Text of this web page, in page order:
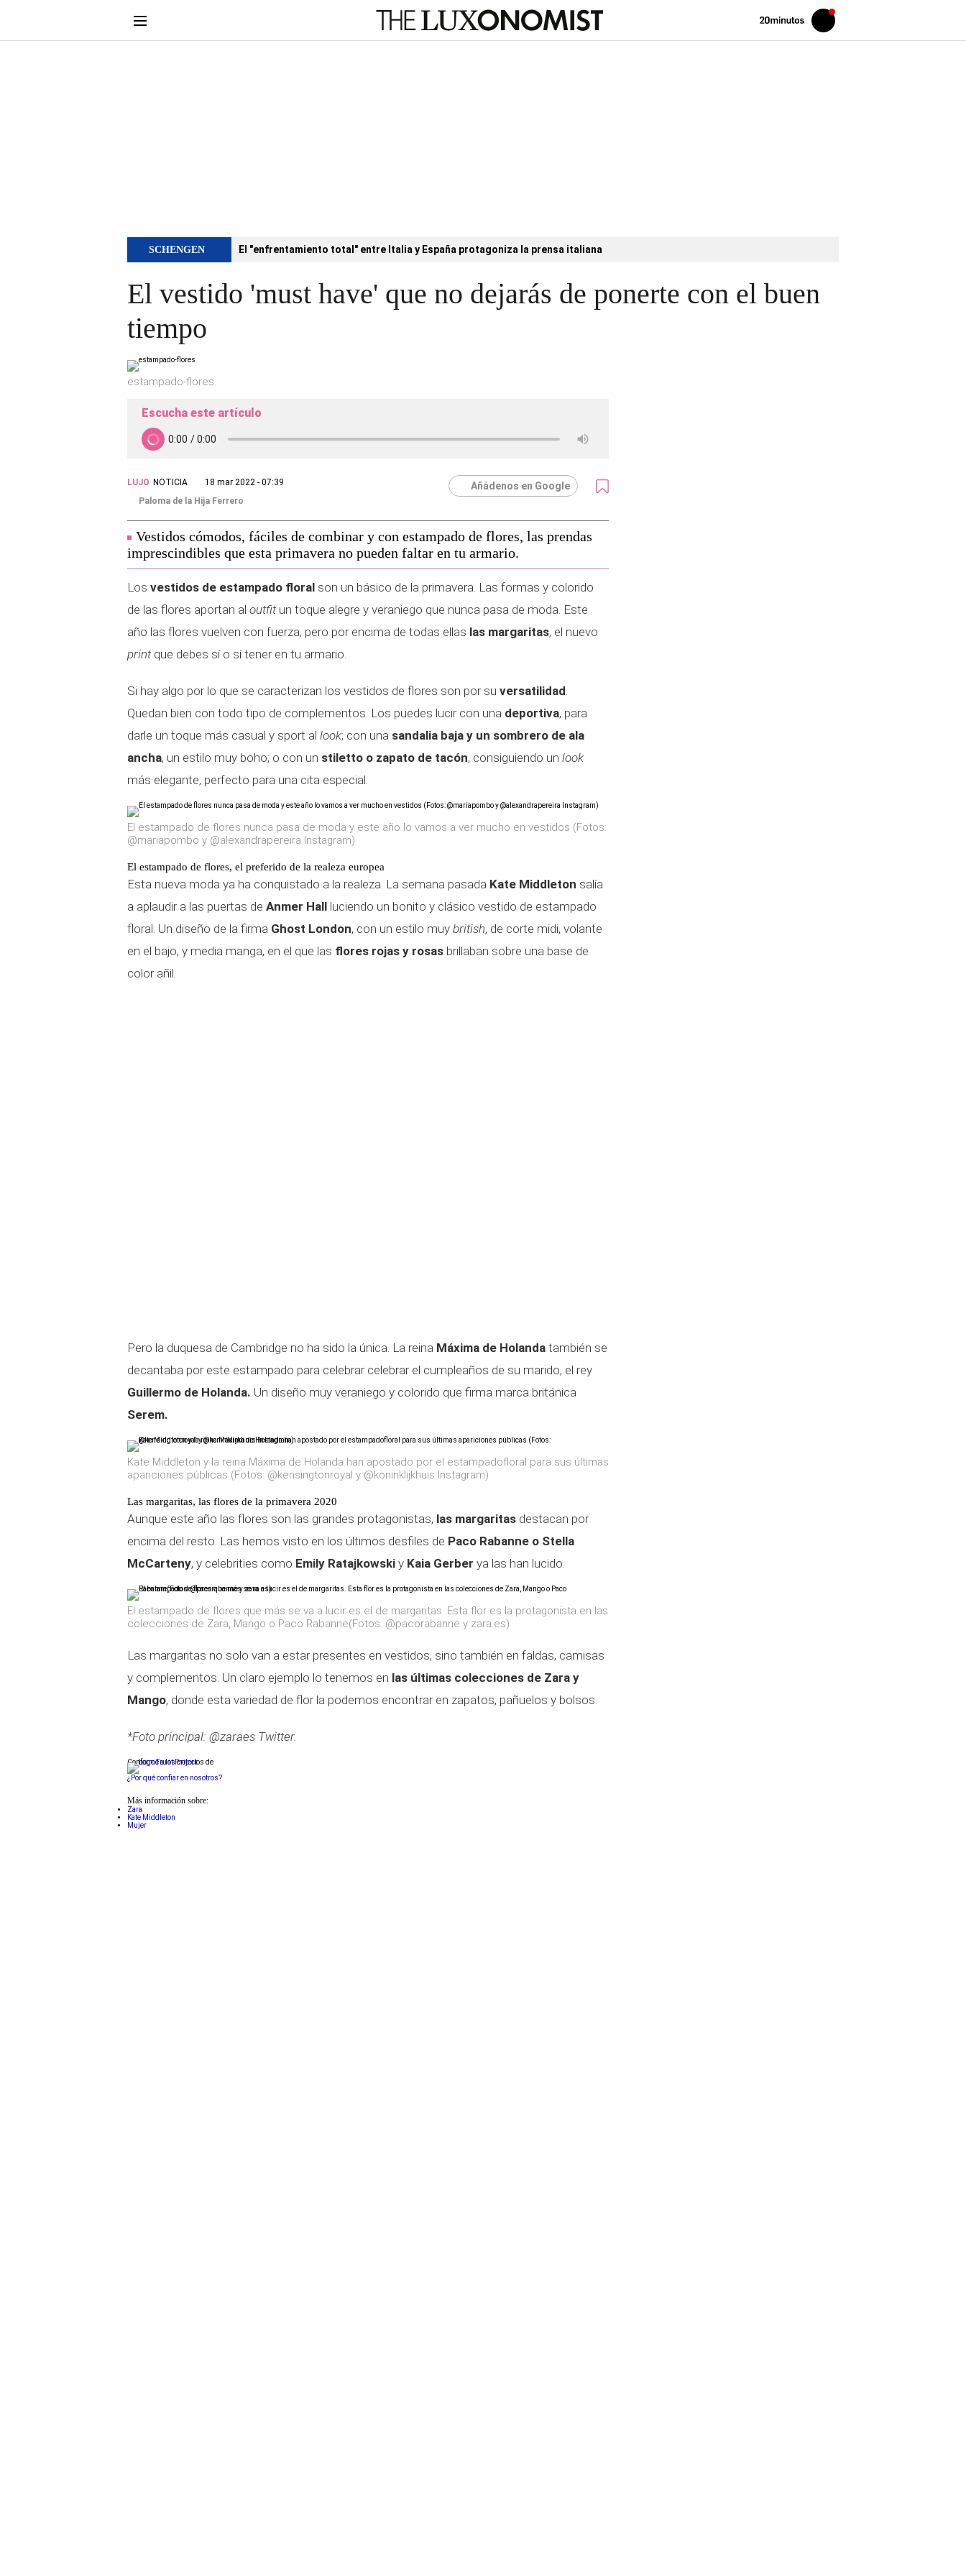
Volver
Iniciar
sesión
SCHENGEN El "enfrentamiento total" entre Italia y España protagoniza la prensa italiana
El vestido 'must have' que no dejarás de ponerte con el buen
tiempo
estampado-flores
Escucha este artículo
LUJO NOTICIA
18 mar 2022 - 07:39
Paloma de la Hija Ferrero
Añádenos en Google
Vestidos cómodos, fáciles de combinar y con estampado de flores, las prendas
imprescindibles que esta primavera no pueden faltar en tu armario.
Los vestidos de estampado floral son un básico de la primavera. Las formas y colorido
de las flores aportan al outfitun toque alegre y veraniego que nunca pasa de moda. Este
año las flores vuelven con fuerza, pero por encima de todas ellas las margaritas, el nuevo
print que debes sí o sí tener en tu armario.
Si hay algo por lo que se caracterizan los vestidos de flores son por su versatilidad.
Quedan bien con todo tipo de complementos. Los puedes lucir con una deportiva, para
darle un toque más casual y sport al look; con una sandalia baja y un sombrero de ala
ancha, un estilo muy boho; o con un stiletto o zapato de tacón, consiguiendo un look
más elegante, perfecto para una cita especial.
El estampado de flores nunca pasa de moda y este año lo vamos a ver mucho en vestidos (Fotos:
@mariapombo y @alexandrapereira Instagram)
El estampado de flores, el preferido de la realeza europea
Esta nueva moda ya ha conquistado a la realeza. La semana pasada Kate Middleton salía
a aplaudir a las puertas de Anmer Hall luciendo un bonito y clásico vestido de estampado
floral. Un diseño de la firma Ghost London, con un estilo muy british, de corte midi, volante
en el bajo, y media manga, en el que las flores rojas y rosas brillaban sobre una base de
color añil.
Pero la duquesa de Cambridge no ha sido la única. La reina Máxima de Holanda también se
decantaba por este estampado para celebrar celebrar el cumpleaños de su marido, el rey
Guillermo de Holanda. Un diseño muy veraniego y colorido que firma marca británica
Serem.
Kate Middleton y la reina Máxima de Holanda han apostado por el estampadofloral para sus últimas
apariciones públicas (Fotos: @kensingtonroyal y @koninklijkhuis Instagram)
Las margaritas, las flores de la primavera 2020
Aunque este año las flores son las grandes protagonistas, las margaritas destacan por
encima del resto. Las hemos visto en los últimos desfiles de Paco Rabanne o Stella
McCarteny, y celebrities como Emily Ratajkowski y Kaia Gerber ya las han lucido.
El estampado de flores que más se va a lucir es el de margaritas. Esta flor es la protagonista en las
colecciones de Zara, Mango o Paco Rabanne(Fotos: @pacorabanne y zara.es)
Las margaritas no solo van a estar presentes en vestidos, sino también en faldas, camisas
y complementos. Un claro ejemplo lo tenemos en las últimas colecciones de Zara y
Mango, donde esta variedad de flor la podemos encontrar en zapatos, pañuelos y bolsos.
*Foto principal: @zaraes Twitter.
Conforme a los criterios de
¿Por qué confiar en nosotros?
Más información sobre:
Zara
Kate Middleton
Mujer